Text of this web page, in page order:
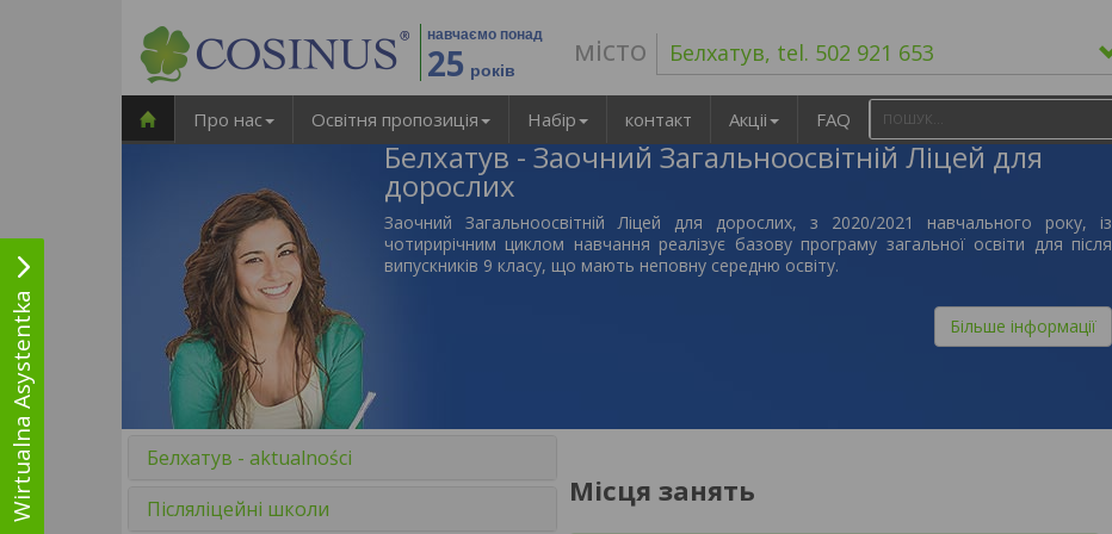
навчаємо понад
25 років
місто Белхатув, tel. 502 921 653
Про нас Освітня пропозиція Набір контакт Акціі FAQ
Белхатув - Заочний Загальноосвітній Ліцей для
дорослих
Заочний Загальноосвітній Ліцей для дорослих, з 2020/2021 навчального року, із
чотирирічним циклом навчання реалізує базову програму загальної освіти для після
випускників 9 класу, що мають неповну середню освіту.
Більше інформації
Белхатув - aktualności
Післяліцейні школи
Місця занять
Wirtualna Asystentka